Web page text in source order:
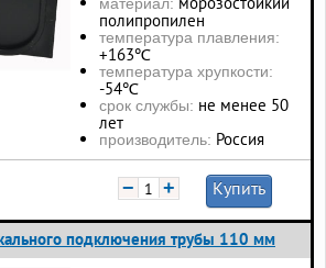
полипропилен
температура плавления:
+163℃
температура хрупкости:
-54℃
срок службы: не менее 50
лет
производитель: Россия
− + Купить
подключения трубы 110 мм